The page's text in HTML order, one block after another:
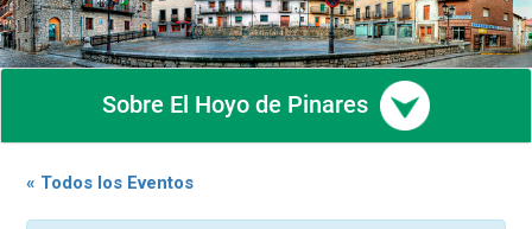
Sobre El Hoyo de Pinares
« Todos los Eventos